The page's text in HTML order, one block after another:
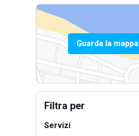
Guarda la mappa
Filtra per
Servizi